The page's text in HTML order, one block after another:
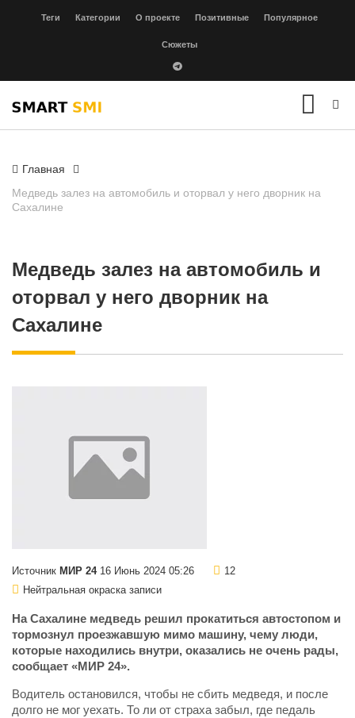
Теги Категории О проекте Позитивные Популярное
Сюжеты
Главная
Медведь залез на автомобиль и оторвал у него дворник на
Сахалине
Медведь залез на автомобиль и
оторвал у него дворник на
Сахалине
Источник МИР 2416 Июнь 2024 05:26
12
Нейтральная окраска записи
На Сахалине медведь решил прокатиться автостопом и
тормознул проезжавшую мимо машину, чему люди,
которые находились внутри, оказались не очень рады,
сообщает «МИР 24».
Водитель остановился, чтобы не сбить медведя, и после
долго не мог уехать. То ли от страха забыл, где педаль